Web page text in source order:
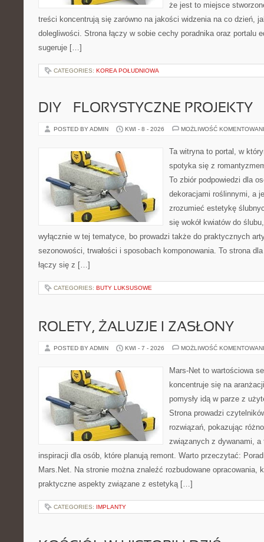
że jest to miejsce
treści koncentrują się zarówno na jakości widzenia na co dzień,
dolegliwości. Strona łączy w sobie cechy poradnika oraz portalu
sugeruje […]
CATEGORIES: KOREA POŁUDNIOWA
DIY – FLORYSTYCZNE PROJEKTY
POSTED BY ADMIN KWI - 8 - 2026 MOŻLIWOŚĆ
Ta witryna to portal, w
spotyka się z
To zbiór podpowiedzi dla
dekoracjami roślinnymi, a
zrozumieć estetykę
się wokół kwiatów do
wyłącznie w tej tematyce, bo prowadzi także do praktycznych
sezonowości, trwałości i sposobach komponowania. To strona
łączy się z […]
CATEGORIES: BUTY LUKSUSOWE
ROLETY, ŻALUZJE I ZASŁONY
POSTED BY ADMIN KWI - 7 - 2026 MOŻLIWOŚĆ
Mars-Net to wartościowa
koncentruje się na
pomysły idą w parze z
Strona prowadzi
rozwiązań, pokazując
związanych z dywanami, a
inspiracji dla osób, które planują remont. Warto przeczytać:
Mars.Net. Na stronie można znaleźć rozbudowane opracowania,
praktyczne aspekty związane z estetyką […]
CATEGORIES: IMPLANTY